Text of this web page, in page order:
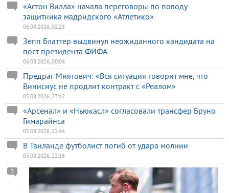
«Астон Вилла» начала переговоры по поводу
защитника мадридского «Атлетико»
06.08.2026, 02:28
Зепп Блаттер выдвинул неожиданного кандидата на
пост президента ФИФА
06.08.2026, 00:04
Предраг Миятович: «Вся ситуация говорит мне, что
Винисиус не продлит контракт с «Реалом»
05.08.2026, 23:12
«Арсенал» и «Ньюкасл» согласовали трансфер Бруно
Гимарайнса
05.08.2026, 22:44
В Таиланде футболист погиб от удара молнии
05.08.2026, 22:16
3